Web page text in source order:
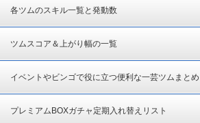
各ツムのスキル一覧と発動数
ツムスコア＆上がり幅の一覧
イベントやビンゴで役に立つ便利な一芸ツムまとめ
プレミアムBOXガチャ定期入れ替えリスト